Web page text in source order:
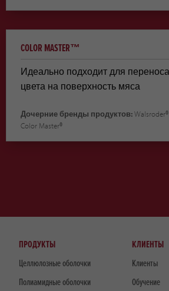
COLOR MASTER™
Идеально подходит для
цвета на поверхность мяса
Дочерние бренды продуктов:
Color Master®
ПРОДУКТЫ
Целлюлозные оболочки
Полиамидные оболочки
КЛИЕНТЫ
Клиенты
Обучение